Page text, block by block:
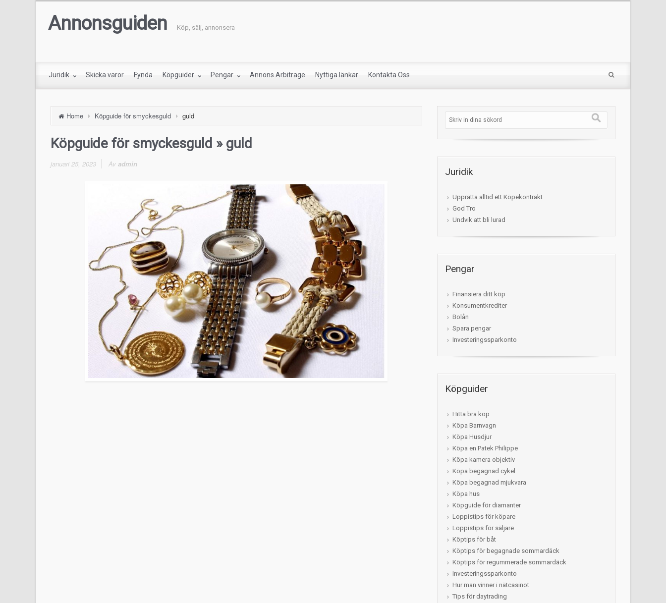
Annonsguiden Köp, sälj, annonsera
Juridik Skicka varor Fynda Köpguider Pengar Annons Arbitrage Nyttiga länkar Kontakta Oss
Home Köpguide för smyckesguld guld
Köpguide för smyckesguld » guld
januari 25, 2023 Av admin
Juridik
Upprätta alltid ett Köpekontrakt
God Tro
Undvik att bli lurad
Pengar
Finansiera ditt köp
Konsumentkrediter
Bolån
Spara pengar
Investeringssparkonto
Köpguider
Hitta bra köp
Köpa Barnvagn
Köpa Husdjur
Köpa en Patek Philippe
Köpa kamera objektiv
Köpa begagnad cykel
Köpa begagnad mjukvara
Köpa hus
Köpguide för diamanter
Loppistips för köpare
Loppistips för säljare
Köptips för båt
Köptips för begagnade sommardäck
Köptips för regummerade sommardäck
Investeringssparkonto
Hur man vinner i nätcasinot
Tips för daytrading